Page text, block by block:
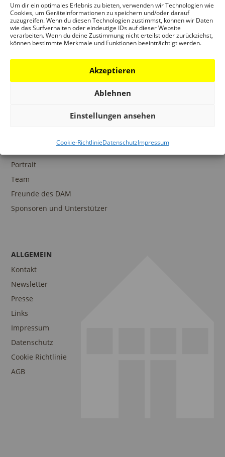
Um dir ein optimales Erlebnis zu bieten, verwenden wir Technologien wie
Cookies, um Geräteinformationen zu speichern und/oder darauf
zuzugreifen. Wenn du diesen Technologien zustimmst, können wir Daten
wie das Surfverhalten oder eindeutige IDs auf dieser Website
verarbeiten. Wenn du deine Zustimmung nicht erteilst oder zurückziehst,
können bestimmte Merkmale und Funktionen beeinträchtigt werden.
Akzeptieren
Ablehnen
Einstellungen ansehen
Cookie-RichtlinieDatenschutzImpressum
Ansprechpartner
SAMMLUNGEN
Portrait
Team
Freunde des DAM
Sponsoren und Unterstützer
ALLGEMEIN
Kontakt
Newsletter
Presse
Links
Impressum
Datenschutz
Cookie Richtlinie
AGB